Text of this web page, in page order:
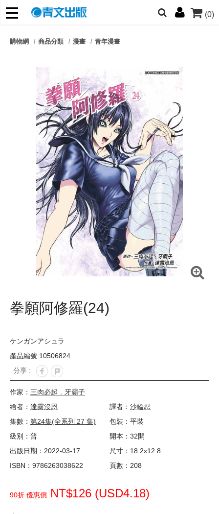
(0)
朋友們，提高警覺！
購物網 商品分類 漫畫 青年漫畫
拳願阿修羅(24)
ケンガンアシュラ
產品編號:10506824
分享 :
作家： 三肉必起．牙霸子
繪者： 達露沒恩 譯者： 沙輪忍
集數： 第24集(全系列 27 集)
包裝：平裝
級別：普
開本：32開
出版日期：2022-03-17
尺寸：18.2x12.8
ISBN：9786263038622
頁數：208
90折 優惠價 NT$126 (USD4.18)